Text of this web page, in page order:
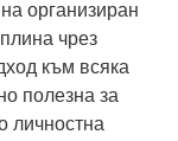
организиран
чрез
към всяка
полезна за
личностна